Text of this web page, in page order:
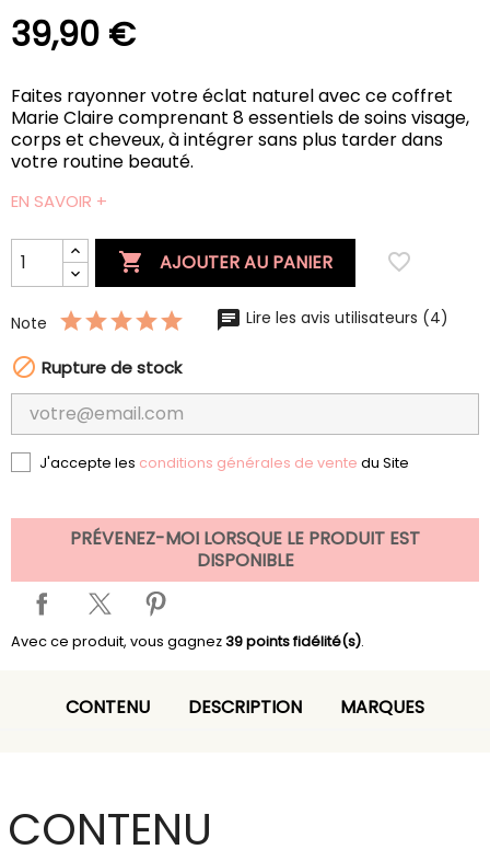
39,90 €
Faites rayonner votre éclat naturel avec ce coffret
Marie Claire comprenant 8 essentiels de soins visage,
corps et cheveux, à intégrer sans plus tarder dans
votre routine beauté.
EN SAVOIR +
 AJOUTER AU PANIER favorite_border
Note Lire les avis utilisateurs (4)
 Rupture de stock
J'accepte les conditions générales de vente du Site
PRÉVENEZ-MOI LORSQUE LE PRODUIT EST
DISPONIBLE
Avec ce produit, vous gagnez39points fidélité(s).
CONTENU DESCRIPTION MARQUES
CONTENU